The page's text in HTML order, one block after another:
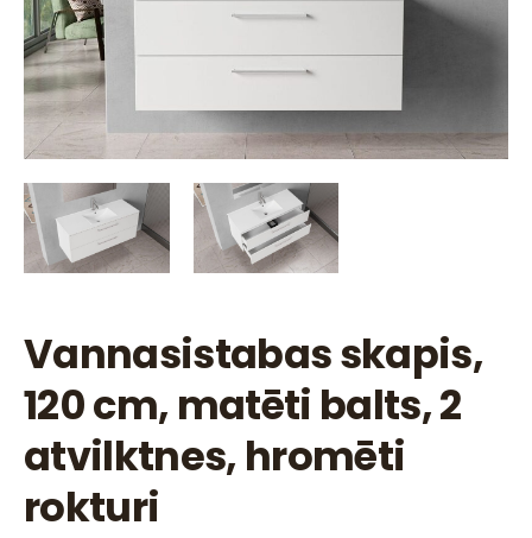
Vannasistabas skapis,
120 cm, matēti balts, 2
atvilktnes, hromēti
rokturi